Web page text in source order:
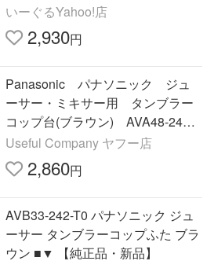
いーぐるYahoo!店
2,930円
Panasonic パナソニック ジュ
ーサー・ミキサー用 タンブラー
コップ台(ブラウン) AVA48-2481
T0
Useful Company ヤフー店
2,860円
AVB33-242-T0 パナソニック ジュ
ーサー タンブラーコップふた ブラ
ウン ■▼ 【純正品・新品】